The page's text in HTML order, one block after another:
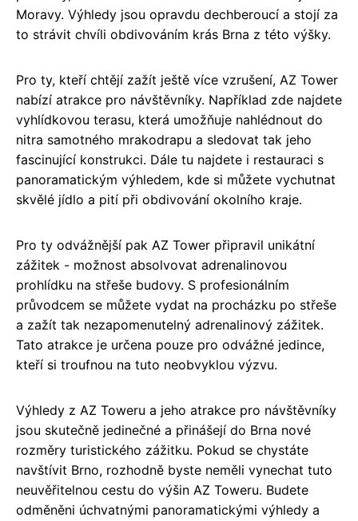
Moravy. Výhledy jsou opravdu dechberoucí a stojí za
to strávit chvíli obdivováním krás Brna z této výšky.
Pro ty, kteří chtějí zažít ještě více vzrušení, AZ Tower
nabízí atrakce pro návštěvníky. Například zde najdete
vyhlídkovou terasu, která umožňuje nahlédnout do
nitra samotného mrakodrapu a sledovat tak jeho
fascinující konstrukci. Dále tu najdete i restauraci s
panoramatickým výhledem, kde si můžete vychutnat
skvělé jídlo a pití při obdivování okolního kraje.
Pro ty odvážnější pak AZ Tower připravil unikátní
zážitek - možnost absolvovat adrenalinovou
prohlídku na střeše budovy. S profesionálním
průvodcem se můžete vydat na procházku po střeše
a zažít tak nezapomenutelný adrenalinový zážitek.
Tato atrakce je určena pouze pro odvážné jedince,
kteří si troufnou na tuto neobvyklou výzvu.
Výhledy z AZ Toweru a jeho atrakce pro návštěvníky
jsou skutečně jedinečné a přinášejí do Brna nové
rozměry turistického zážitku. Pokud se chystáte
navštívit Brno, rozhodně byste neměli vynechat tuto
neuvěřitelnou cestu do výšin AZ Toweru. Budete
odměněni úchvatnými panoramatickými výhledy a